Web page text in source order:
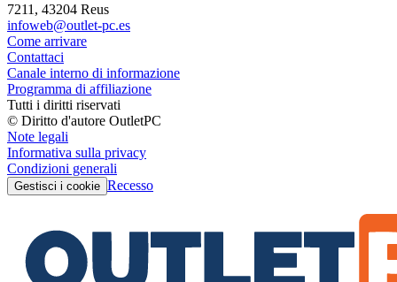
7211, 43204 Reus
infoweb@outlet-pc.es
Come arrivare
Contattaci
Canale interno di informazione
Programma di affiliazione
Tutti i diritti riservati
© Diritto d'autore OutletPC
Note legali
Informativa sulla privacy
Condizioni generali
Gestisci i cookie Recesso